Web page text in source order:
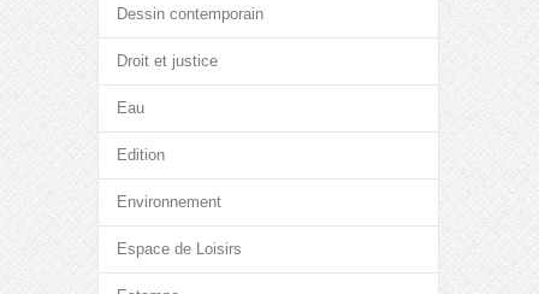
Dessin contemporain
Droit et justice
Eau
Edition
Environnement
Espace de Loisirs